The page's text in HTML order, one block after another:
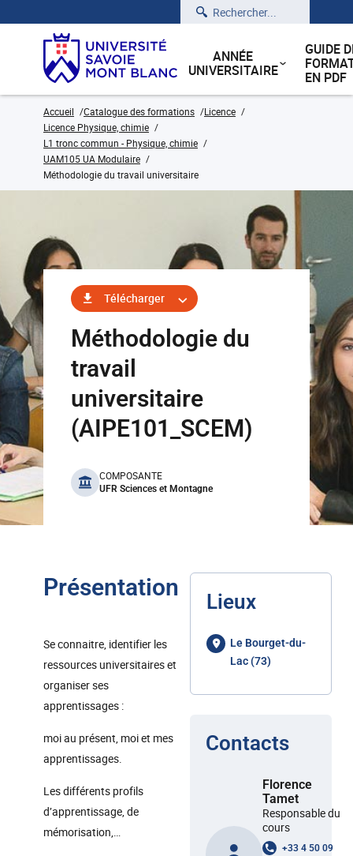
Rechercher
ANNÉE
UNIVERSITAIRE
GUIDE
EN PDF
Accueil Catalogue des formations
Licence
Licence Physique, chimie
L1 tronc commun - Physique, chimie
UAM105 UA Modulaire
Méthodologie du travail universitaire
Télécharger
Méthodologie du
travail
universitaire
(AIPE101_SCEM)
benefits
COMPOSANTE
UFR Sciences et Montagne
Présentation
Se connaitre, identifier les
ressources universitaires et
organiser ses
apprentissages :
moi au présent, moi et mes
apprentissages.
Les différents profils
d’apprentissage, de
mémorisation,…
Lieux
Le Bourget-du-
Lac (73)
Contacts
Florence
Tamet
Responsable du
cours
+33 4 50 09